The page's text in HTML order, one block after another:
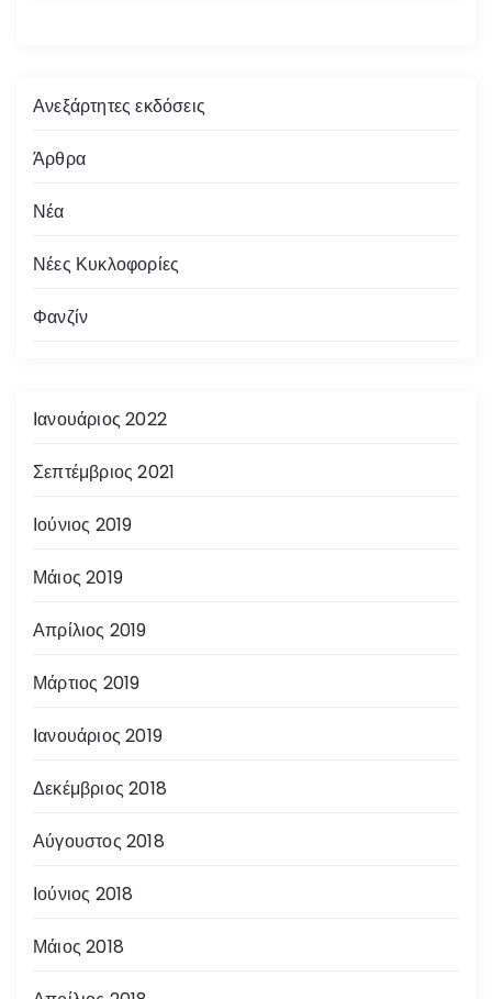
Ανεξάρτητες εκδόσεις
Άρθρα
Νέα
Νέες Κυκλοφορίες
Φανζίν
Ιανουάριος 2022
Σεπτέμβριος 2021
Ιούνιος 2019
Μάιος 2019
Απρίλιος 2019
Μάρτιος 2019
Ιανουάριος 2019
Δεκέμβριος 2018
Αύγουστος 2018
Ιούνιος 2018
Μάιος 2018